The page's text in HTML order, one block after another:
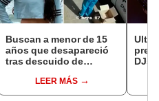
Buscan a menor de 15
años que desapareció
tras descuido de
intervención en
Chorrillos
LEER MÁS
Ultra
DJs